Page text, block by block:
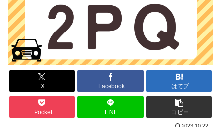
X Facebook はてブ
Pocket LINE コピー
2023.10.22